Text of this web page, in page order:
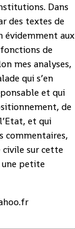
Dans
des textes de
évidemment aux
de
mes analyses,
qui s’en
et qui
de
et qui
commentaires,
civile sur cette
une petite